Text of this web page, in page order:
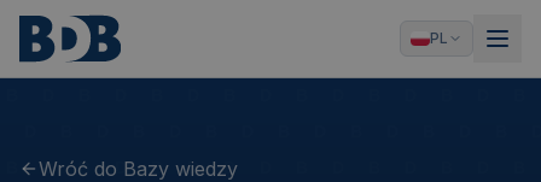
PL
Wróć do Bazy wiedzy